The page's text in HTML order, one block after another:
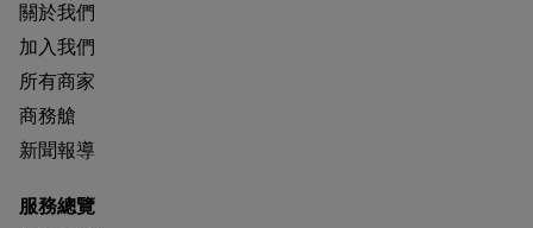
關於我們
加入我們
所有商家
商務艙
新聞報導
服務總覽